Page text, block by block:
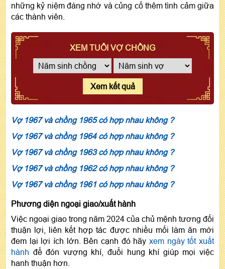
những kỷ niệm đáng nhớ và củng cố thêm tình cảm giữa
các thành viên.
XEM TUỔI VỢ CHỒNG
Xem kết quả
Vợ 1967 và chồng 1965 có hợp nhau không ?
Vợ 1967 và chồng 1964 có hợp nhau không ?
Vợ 1967 và chồng 1963 có hợp nhau không ?
Vợ 1967 và chồng 1962 có hợp nhau không ?
Vợ 1967 và chồng 1961 có hợp nhau không ?
Phương diện ngoại giao/xuất hành
Việc ngoại giao trong năm 2024 của chủ mệnh tương đối
thuận lợi, liên kết hợp tác được nhiều mối làm ăn mới
đem lại lợi ích lớn. Bên cạnh đó hãy xem ngày tốt xuất
hành để đón vượng khí, đuổi hung khí giúp mọi việc
hanh thuận hơn.